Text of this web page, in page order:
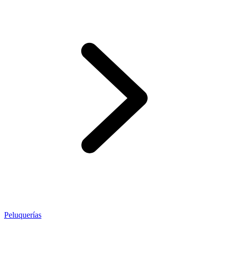
Peluquerías